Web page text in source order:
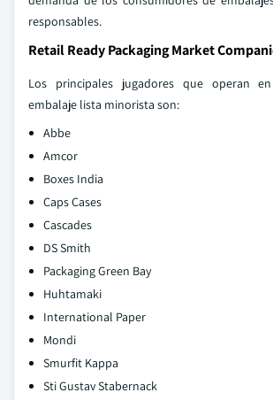
responsables.
Retail Ready Packaging Market
Los principales jugadores que operan
embalaje lista minorista son:
Abbe
Amcor
Boxes India
Caps Cases
Cascades
DS Smith
Packaging Green Bay
Huhtamaki
International Paper
Mondi
Smurfit Kappa
Sti Gustav Stabernack